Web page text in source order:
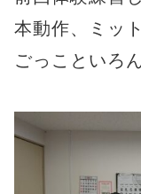
本動作、ミッ
ごっこといろ